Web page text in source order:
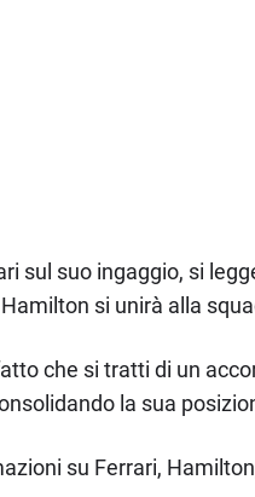
sul suo ingaggio, si
si unirà alla
che si tratti di un
la sua
su Ferrari,